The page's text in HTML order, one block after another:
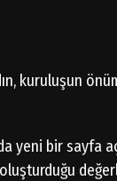
kuruluşun
yeni bir sayfa